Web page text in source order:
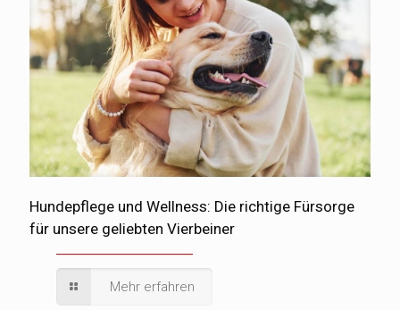
Hundepflege und Wellness: Die richtige Fürsorge
für unsere geliebten Vierbeiner
Mehr erfahren